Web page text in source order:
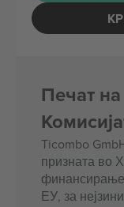
Печат
Ticombo
призната во
ЕУ, за